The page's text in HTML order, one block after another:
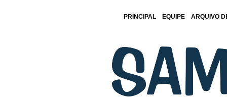
PRINCIPAL EQUIPE ARQUIVO